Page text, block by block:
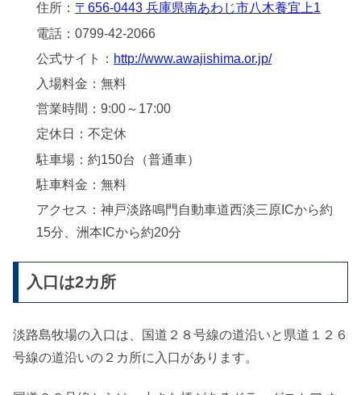
住所： 〒656-0443 兵庫県南あわじ市八木養宜上1
電話：0799-42-2066
公式サイト： http://www.awajishima.or.jp/
入場料金：無料
営業時間：9:00～17:00
定休日：不定休
駐車場：約150台（普通車）
駐車料金：無料
アクセス：神戸淡路鳴門自動車道西淡三原ICから約
15分、洲本ICから約20分
入口は2カ所
淡路島牧場の入口は、国道２８号線の道沿いと県道１２６
号線の道沿いの２カ所に入口があります。